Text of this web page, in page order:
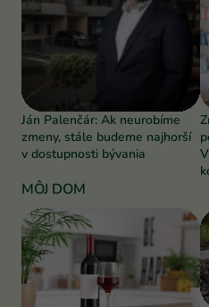
Ján Palenčár: Ak neurobíme
zmeny, stále budeme najhorší
v dostupnosti bývania
MÔJ DOM